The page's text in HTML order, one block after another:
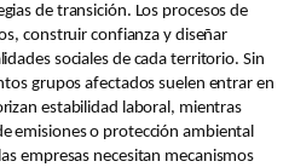
de transición. Los procesos de
construir confianza y diseñar
sociales de cada territorio. Sin
grupos afectados suelen entrar en
estabilidad laboral, mientras
emisiones o protección ambiental
empresas necesitan mecanismos